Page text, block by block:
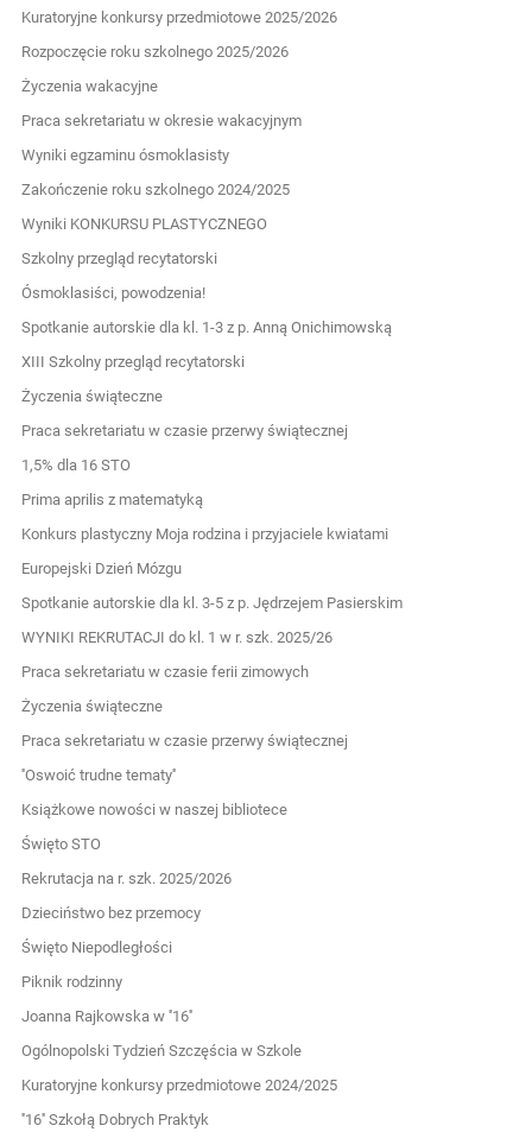
Kuratoryjne konkursy przedmiotowe 2025/2026
Rozpoczęcie roku szkolnego 2025/2026
Życzenia wakacyjne
Praca sekretariatu w okresie wakacyjnym
Wyniki egzaminu ósmoklasisty
Zakończenie roku szkolnego 2024/2025
Wyniki KONKURSU PLASTYCZNEGO
Szkolny przegląd recytatorski
Ósmoklasiści, powodzenia!
Spotkanie autorskie dla kl. 1-3 z p. Anną Onichimowską
XIII Szkolny przegląd recytatorski
Życzenia świąteczne
Praca sekretariatu w czasie przerwy świątecznej
1,5% dla 16 STO
Prima aprilis z matematyką
Konkurs plastyczny Moja rodzina i przyjaciele kwiatami
Europejski Dzień Mózgu
Spotkanie autorskie dla kl. 3-5 z p. Jędrzejem Pasierskim
WYNIKI REKRUTACJI do kl. 1 w r. szk. 2025/26
Praca sekretariatu w czasie ferii zimowych
Życzenia świąteczne
Praca sekretariatu w czasie przerwy świątecznej
''Oswoić trudne tematy''
Książkowe nowości w naszej bibliotece
Święto STO
Rekrutacja na r. szk. 2025/2026
Dzieciństwo bez przemocy
Święto Niepodległości
Piknik rodzinny
Joanna Rajkowska w ''16''
Ogólnopolski Tydzień Szczęścia w Szkole
Kuratoryjne konkursy przedmiotowe 2024/2025
''16'' Szkołą Dobrych Praktyk